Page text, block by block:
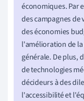
économiques. Par
des campagnes
des économies
l'amélioration de
générale. De plus,
de technologies
décideurs à des
l'accessibilité et